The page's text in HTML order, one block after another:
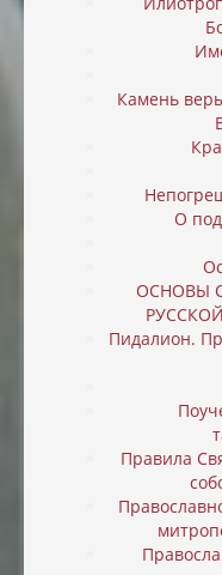
Камень
О
ОСНОВЫ
Пидалион.
Правила